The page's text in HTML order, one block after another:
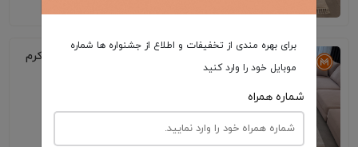
فرش ایکیا اختصاصی کد 42311 زمینه کرم
بژ
برای بهره مندی از تخفیفات و اطلاع از جشنواره ها شماره
موبایل خود را وارد کنید
شماره همراه